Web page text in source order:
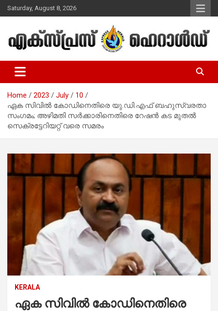
Skip
to
Saturday, August 8, 2026
Express Herald – Malayalam
Christian News
Home 2023 July
10
ഏക സിവില്‍ കോഡിനെതിരെ യു.ഡി.എഫ് ബഹുസ്വരതാ
സംഗമം; അഴിമതി സര്‍ക്കാരിനെതിരെ റേഷന്‍ കട മുതല്‍
സെക്രട്ടേറിയറ്റ് വരെ സമരം
KERALA
ഏക സിവില്‍ കോഡിനെതിരെ